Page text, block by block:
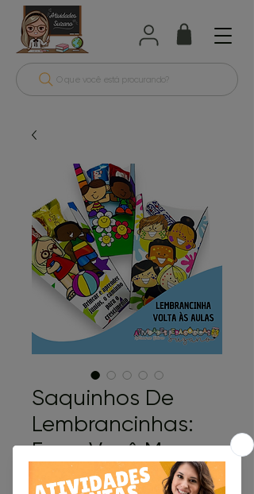
O que você está procurando?
Saquinhos De
Lembrancinhas:
Faça Você Mesmo
Em PDF